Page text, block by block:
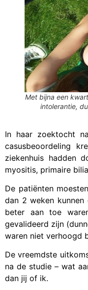
Met bijna een
intolerantie,
In haar zoektocht
casusbeoordeling
ziekenhuis hadden
myositis, primaire
De patiënten
dan 2 weken
beter aan toe
gevalideerd zijn
waren niet verhoogd
De vreemdste
na de studie – wat
dan jij of ik.